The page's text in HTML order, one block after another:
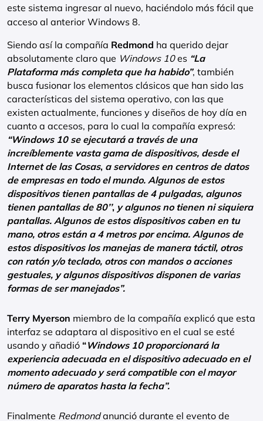
este sistema ingresar al nuevo, haciéndolo más fácil que
acceso al anterior Windows 8.
Siendo así la compañía Redmond ha querido dejar
absolutamente claro que Windows 10es “La
Plataforma más completa que ha habido”, también
busca fusionar los elementos clásicos que han sido las
características del sistema operativo, con las que
existen actualmente, funciones y diseños de hoy día en
cuanto a accesos, para lo cual la compañía expresó:
“Windows 10 se ejecutará a través de una
increíblemente vasta gama de dispositivos, desde el
Internet de las Cosas, a servidores en centros de datos
de empresas en todo el mundo. Algunos de estos
dispositivos tienen pantallas de 4 pulgadas, algunos
tienen pantallas de 80’’, y algunos no tienen ni siquiera
pantallas. Algunos de estos dispositivos caben en tu
mano, otros están a 4 metros por encima. Algunos de
estos dispositivos los manejas de manera táctil, otros
con ratón y/o teclado, otros con mandos o acciones
gestuales, y algunos dispositivos disponen de varias
formas de ser manejados”.
Terry Myerson miembro de la compañía explicó que esta
interfaz se adaptara al dispositivo en el cual se esté
usando y añadió “Windows 10 proporcionará la
experiencia adecuada en el dispositivo adecuado en el
momento adecuado y será compatible con el mayor
número de aparatos hasta la fecha”.
Finalmente Redmondanunció durante el evento de